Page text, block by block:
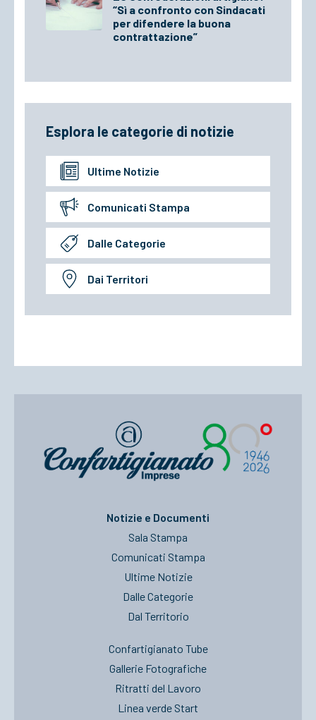
“Sì a confronto con Sindacati
per difendere la buona
contrattazione”
Esplora le categorie di notizie
Ultime Notizie
Comunicati Stampa
Dalle Categorie
Dai Territori
Notizie e Documenti
Sala Stampa
Comunicati Stampa
Ultime Notizie
Dalle Categorie
Dal Territorio
Confartigianato Tube
Gallerie Fotografiche
Ritratti del Lavoro
Linea verde Start